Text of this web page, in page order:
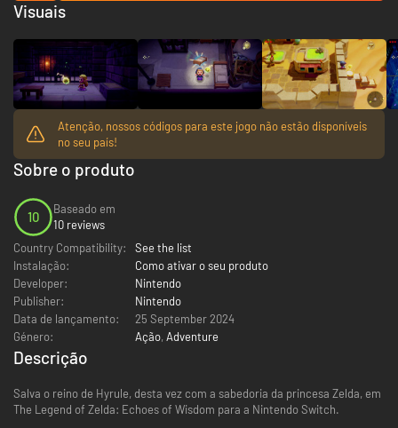
Atenção, nossos códigos para este jogo não estão disponíveis
no seu país!
Sobre o produto
10
Baseado em
10 reviews
Country Compatibility:
See the list
Instalação:
Como ativar o seu produto
Developer:
Nintendo
Publisher:
Nintendo
Data de lançamento:
25 September 2024
Género:
Ação, Adventure
Visuais
Descrição
Salva o reino de Hyrule, desta vez com a sabedoria da princesa Zelda, em
The Legend of Zelda: Echoes of Wisdom para a Nintendo Switch.